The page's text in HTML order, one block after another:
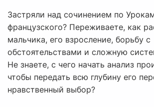
Застряли над сочинением по
французского? Переживаете, как
мальчика, его взросление, борьбу с
обстоятельствами и сложную
Не знаете, с чего начать анализ
чтобы передать всю глубину его
нравственный выбор?